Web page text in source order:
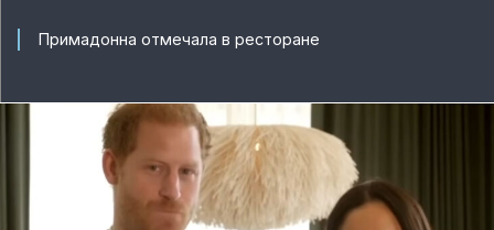
Примадонна отмечала в ресторане